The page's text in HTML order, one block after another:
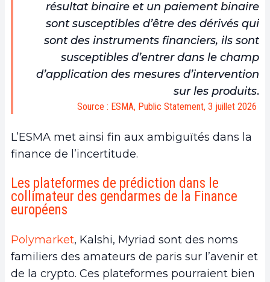
résultat binaire et un paiement binaire
sont susceptibles d’être des dérivés qui
sont des instruments financiers, ils sont
susceptibles d’entrer dans le champ
d’application des mesures d’intervention
sur les produits.
Source : ESMA, Public Statement, 3 juillet 2026
L’ESMA met ainsi fin aux ambiguïtés dans la
finance de l’incertitude.
Les plateformes de prédiction dans le
collimateur des gendarmes de la Finance
européens
Polymarket, Kalshi, Myriad sont des noms
familiers des amateurs de paris sur l’avenir et
de la crypto. Ces plateformes pourraient bien